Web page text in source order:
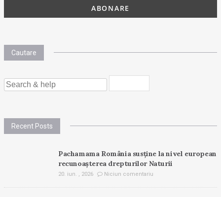
Cautare
SEARCH
FOR:
Recent Posts
Pachamama România susține la nivel european
recunoașterea drepturilor Naturii
20. iun. , 2026 Niciun comentariu